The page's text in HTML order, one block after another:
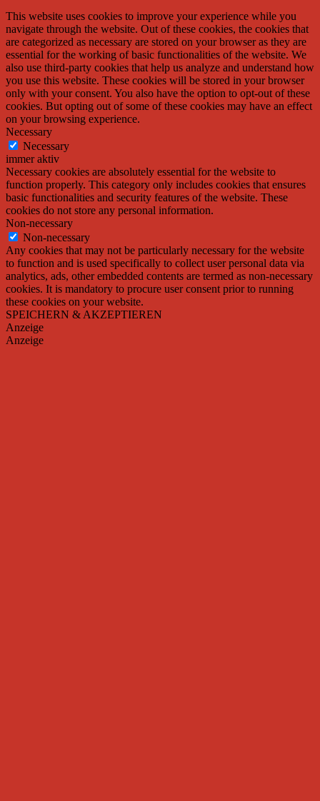
This website uses cookies to improve your experience while you
navigate through the website. Out of these cookies, the cookies that
are categorized as necessary are stored on your browser as they are
essential for the working of basic functionalities of the website. We
also use third-party cookies that help us analyze and understand how
you use this website. These cookies will be stored in your browser
only with your consent. You also have the option to opt-out of these
cookies. But opting out of some of these cookies may have an effect
on your browsing experience.
Necessary
Necessary
immer aktiv
Necessary cookies are absolutely essential for the website to
function properly. This category only includes cookies that ensures
basic functionalities and security features of the website. These
cookies do not store any personal information.
Non-necessary
Non-necessary
Any cookies that may not be particularly necessary for the website
to function and is used specifically to collect user personal data via
analytics, ads, other embedded contents are termed as non-necessary
cookies. It is mandatory to procure user consent prior to running
these cookies on your website.
SPEICHERN & AKZEPTIEREN
Anzeige
Anzeige